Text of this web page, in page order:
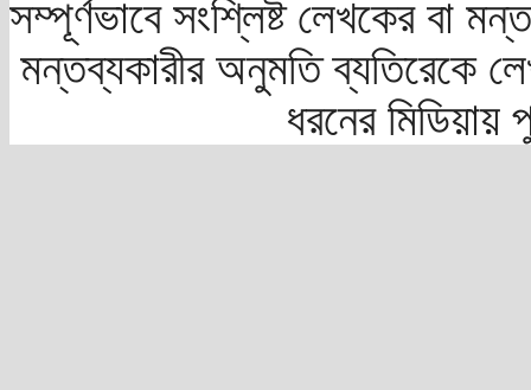
সম্পূর্ণভাবে সংশ্লিষ্ট লেখকের বা
মন্তব্যকারীর অনুমতি ব্যতিরেকে
ধরনের মিডিয়ায়